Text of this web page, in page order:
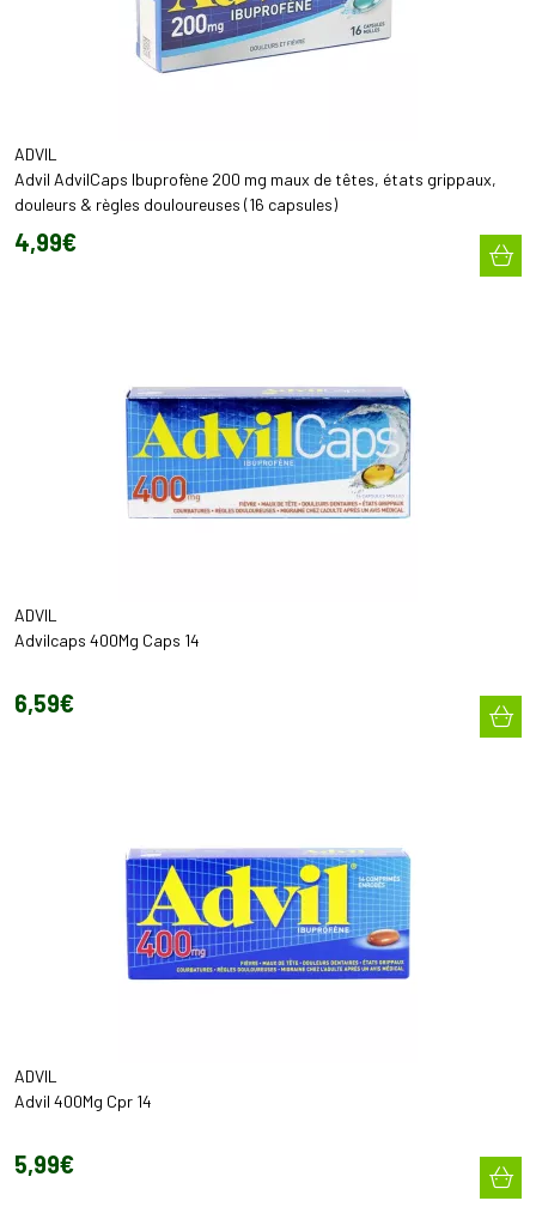
ADVIL
Advil AdvilCaps Ibuprofène 200 mg maux de têtes, états grippaux,
douleurs & règles douloureuses (16 capsules)
4,99€
ADVIL
Advilcaps 400Mg Caps 14
6,59€
ADVIL
Advil 400Mg Cpr 14
5,99€